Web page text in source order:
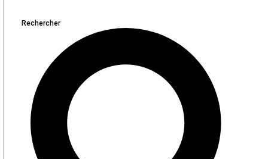
Rechercher